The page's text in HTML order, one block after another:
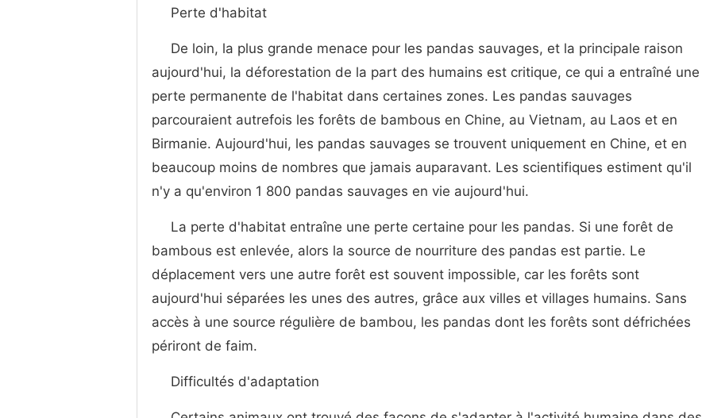
Perte d'habitat
De loin, la plus grande menace pour les pandas sauvages, et la principale raison
aujourd'hui, la déforestation de la part des humains est critique, ce qui a entraîné une
perte permanente de l'habitat dans certaines zones. Les pandas sauvages
parcouraient autrefois les forêts de bambous en Chine, au Vietnam, au Laos et en
Birmanie. Aujourd'hui, les pandas sauvages se trouvent uniquement en Chine, et en
beaucoup moins de nombres que jamais auparavant. Les scientifiques estiment qu'il
n'y a qu'environ 1 800 pandas sauvages en vie aujourd'hui.
La perte d'habitat entraîne une perte certaine pour les pandas. Si une forêt de
bambous est enlevée, alors la source de nourriture des pandas est partie. Le
déplacement vers une autre forêt est souvent impossible, car les forêts sont
aujourd'hui séparées les unes des autres, grâce aux villes et villages humains. Sans
accès à une source régulière de bambou, les pandas dont les forêts sont défrichées
périront de faim.
Difficultés d'adaptation